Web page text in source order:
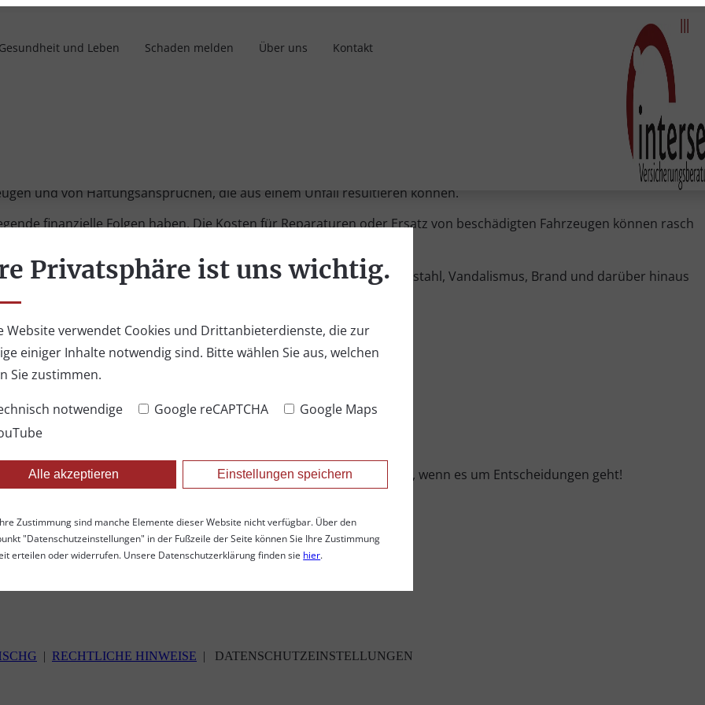
Privatsphäre ist uns wichtig.
Website verwendet Cookies und Drittanbieterdienste, die zur
einiger Inhalte notwendig sind. Bitte wählen Sie aus, welchen
Sie zustimmen.
notwendige
Google reCAPTCHA
Google Maps
Alle akzeptieren Einstellungen speichern
Zustimmung sind manche Elemente dieser Website nicht verfügbar. Über den
"Datenschutzeinstellungen" in der Fußzeile der Seite können Sie Ihre Zustimmung
erteilen oder widerrufen. Unsere Datenschutzerklärung finden sie hier.
und Leben Schaden melden Über uns Kontakt
|||
mit einer Flotte von Fahrzeugen unverzichtbar ist. Diese Versicherung schützt das Unternehmen vor
und von Haftungsansprüchen, die aus einem Unfall resultieren können.
finanzielle Folgen haben. Die Kosten für Reparaturen oder Ersatz von beschädigten Fahrzeugen können rasch
von Schäden an den Fahrzeugen, einschließlich Unfällen, Diebstahl, Vandalismus, Brand und darüber hinaus
oder Schäden an fremdem Eigentum.
unverbindliches Erstgespräch. Wissen ist entscheidend, wenn es um Entscheidungen geht!
| RECHTLICHE HINWEISE | DATENSCHUTZEINSTELLUNGEN